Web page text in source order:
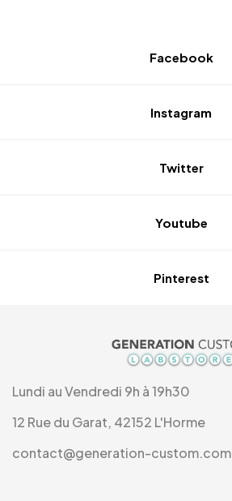
Facebook
Instagram
Twitter
Youtube
Pinterest
Lundi au Vendredi 9h à 19h30
12 Rue du Garat, 42152 L'Horme
contact@generation-custom.com